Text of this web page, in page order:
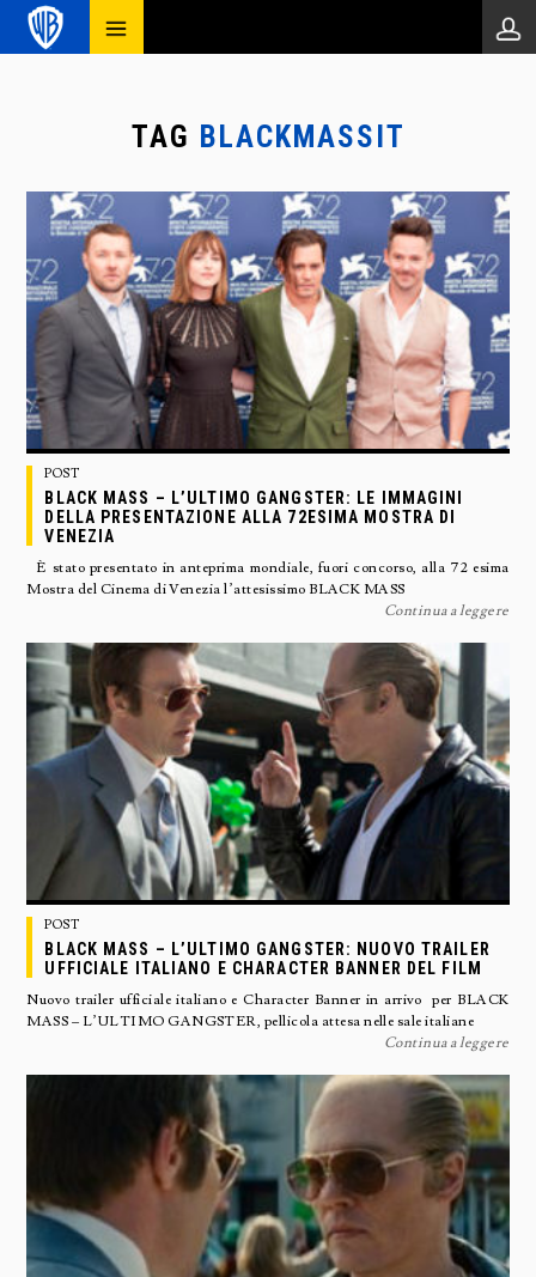
TAG BLACKMASSIT
POST
BLACK MASS – L’ULTIMO GANGSTER: LE IMMAGINI
DELLA PRESENTAZIONE ALLA 72ESIMA MOSTRA DI
VENEZIA
È stato presentato in anteprima mondiale, fuori concorso, alla 72 esima
Mostra del Cinema di Venezia l’attesissimo BLACK MASS
Continua a leggere
POST
BLACK MASS – L’ULTIMO GANGSTER: NUOVO TRAILER
UFFICIALE ITALIANO E CHARACTER BANNER DEL FILM
Nuovo trailer ufficiale italiano e Character Banner in arrivo per BLACK
MASS – L’ULTIMO GANGSTER, pellicola attesa nelle sale italiane
Continua a leggere